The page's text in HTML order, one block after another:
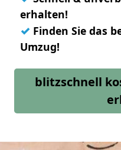
erhalten!
✓ Finden Sie das
Umzug!
blitzschnell